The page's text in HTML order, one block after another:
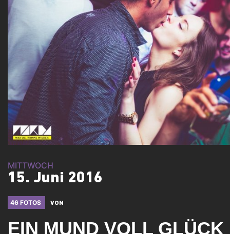
MITTWOCH
15. Juni 2016
46 FOTOS VON
EIN MUND VOLL GLÜCK